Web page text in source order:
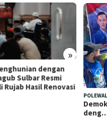
»
dengan
Sulbar Resmi
Hasil Renovasi
Plt.